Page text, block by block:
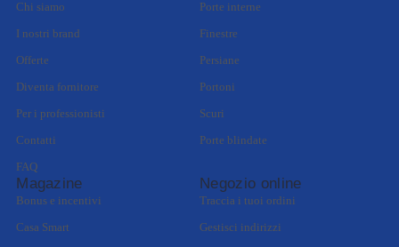
Chi siamo
I nostri brand
Offerte
Diventa fornitore
Per i professionisti
Contatti
FAQ
Porte interne
Finestre
Persiane
Portoni
Scuri
Porte blindate
Magazine
Bonus e incentivi
Casa Smart
Negozio online
Traccia i tuoi ordini
Gestisci indirizzi